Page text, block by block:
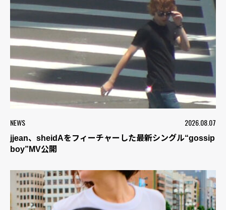
NEWS 2026.08.07
jjean、sheidAをフィーチャーした最新シングル“gossip
boy”MV公開